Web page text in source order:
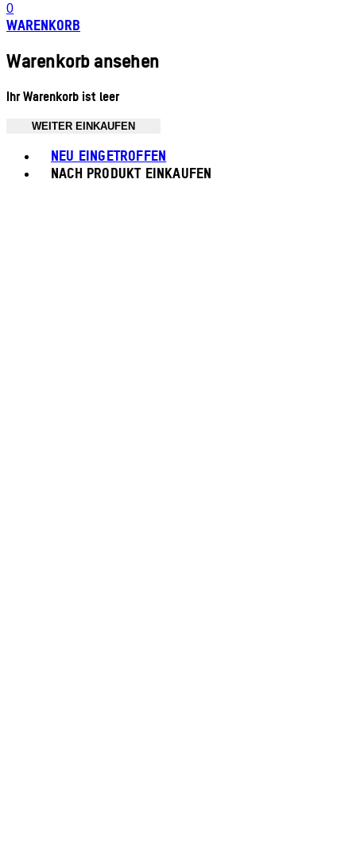
0
WARENKORB
Warenkorb ansehen
Ihr Warenkorb ist leer
WEITER EINKAUFEN
NEU EINGETROFFEN
NACH PRODUKT EINKAUFEN